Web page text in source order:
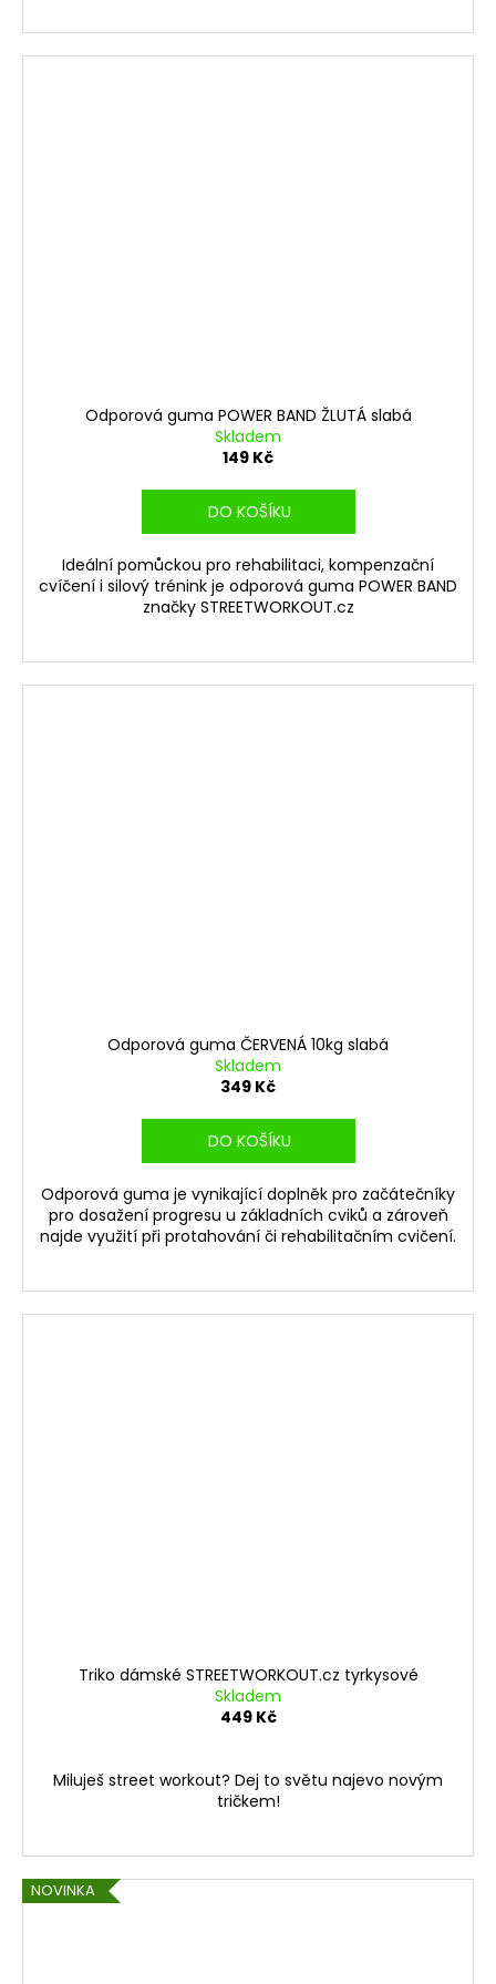
Odporová guma POWER BAND ŽLUTÁ slabá
Skladem
149 Kč
DO KOŠÍKU
Ideální pomůckou pro rehabilitaci, kompenzační
cvíčení i silový trénink je odporová guma POWER BAND
značky STREETWORKOUT.cz
Odporová guma ČERVENÁ 10kg slabá
Skladem
349 Kč
DO KOŠÍKU
Odporová guma je vynikající doplněk pro začátečníky
pro dosažení progresu u základních cviků a zároveň
najde využití při protahování či rehabilitačním cvičení.
Triko dámské STREETWORKOUT.cz tyrkysové
Skladem
449 Kč
Miluješ street workout? Dej to světu najevo novým
tričkem!
NOVINKA